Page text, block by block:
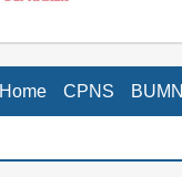
Home CPNS BUMN